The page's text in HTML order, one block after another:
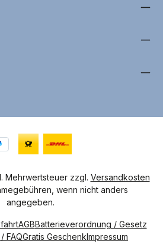
Mehrwertsteuer zzgl. Versandkosten
wenn nicht anders
angegeben.
AGBBatterieverordnung / Gesetz
FAQGratis GeschenkImpressum